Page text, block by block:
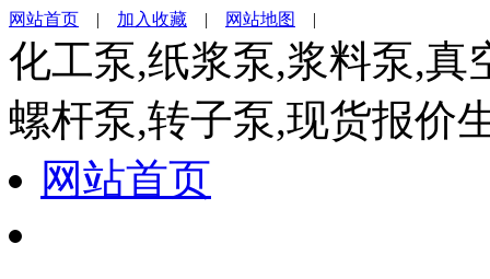
网站首页 | 加入收藏 | 网站地图 |
化工泵,纸浆泵,浆料泵,真
螺杆泵,转子泵,现货报价
网站首页